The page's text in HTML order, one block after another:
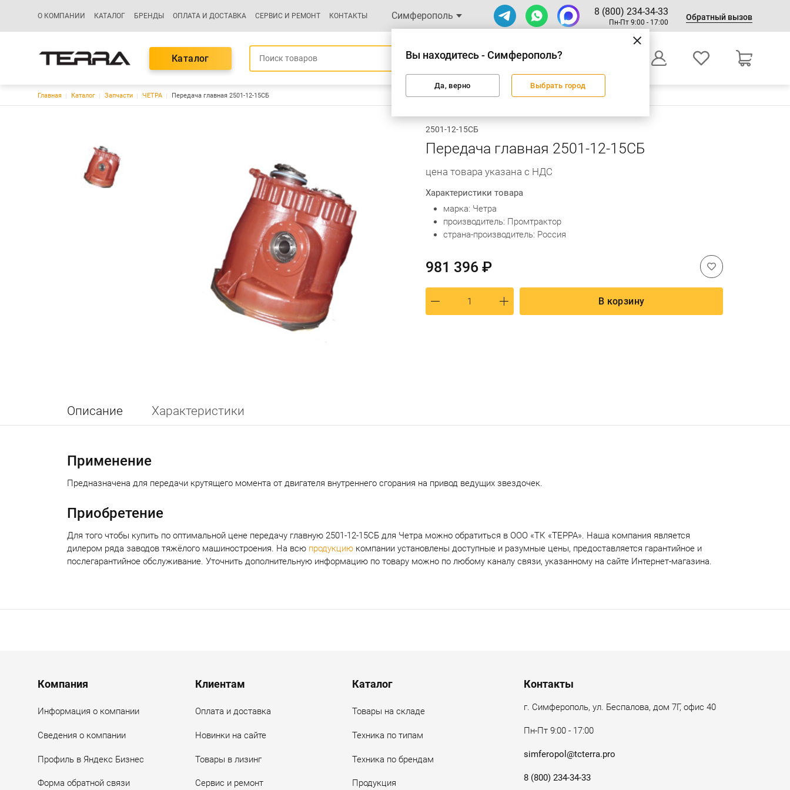
Основная навигация
О КОМПАНИИ КАТАЛОГ БРЕНДЫ ОПЛАТА И ДОСТАВКА СЕРВИС И РЕМОНТ КОНТАКТЫ Симферополь
Вы находитесь - Симферополь?
Да, верно Выбрать город
8 (800) 234-34-33
Пн-Пт 9:00 - 17:00
Обратный вызов
Каталог
Оформление заказа
Строка навигации
Главная Каталог Запчасти ЧЕТРА Передача главная 2501-12-15СБ
2501-12-15СБ
Передача главная 2501-12-15СБ
цена товара указана с НДС
Характеристики товара
марка: Четра
производитель: Промтрактор
страна-производитель: Россия
981 396 ₽
В корзину
Описание Характеристики
Применение
Предназначена для передачи крутящего момента от двигателя внутреннего сгорания на привод ведущих звездочек.
Приобретение
Для того чтобы купить по оптимальной цене передачу главную 2501-12-15СБ для Четра можно обратиться в ООО «ТК «ТЕРРА». Наша компания является
дилером ряда заводов тяжёлого машиностроения. На всю продукцию компании установлены доступные и разумные цены, предоставляется гарантийное и
послегарантийное обслуживание. Уточнить дополнительную информацию по товару можно по любому каналу связи, указанному на сайте Интернет-магазина.
Menu footer
Компания
Информация о компании
Сведения о компании
Профиль в Яндекс Бизнес
Форма обратной связи
Клиентам
Оплата и доставка
Новинки на сайте
Товары в лизинг
Сервис и ремонт
Каталог
Товары на складе
Техника по типам
Техника по брендам
Продукция
Контакты
г. Симферополь, ул. Беспалова, дом 7Г, офис 40
Пн-Пт 9:00 - 17:00
simferopol@tcterra.pro
8 (800) 234-34-33